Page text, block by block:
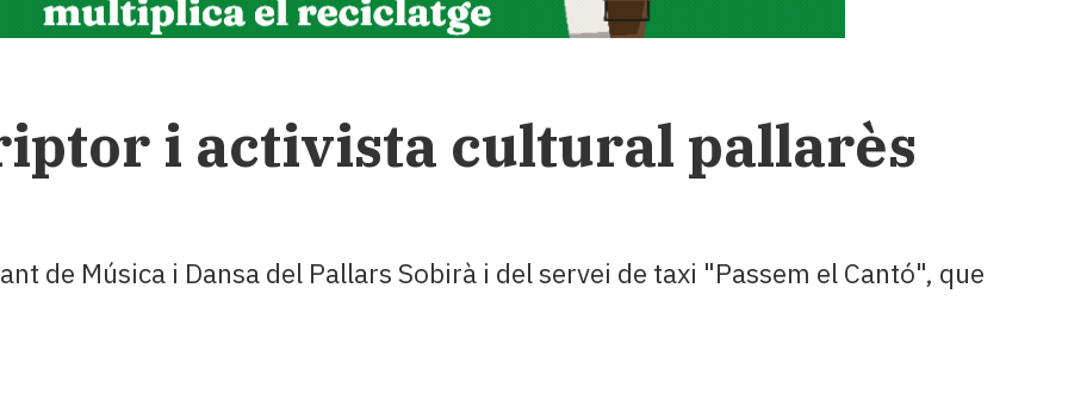
i activista cultural pallarès
de Música i Dansa del Pallars Sobirà i del servei de taxi "Passem el Cantó", que